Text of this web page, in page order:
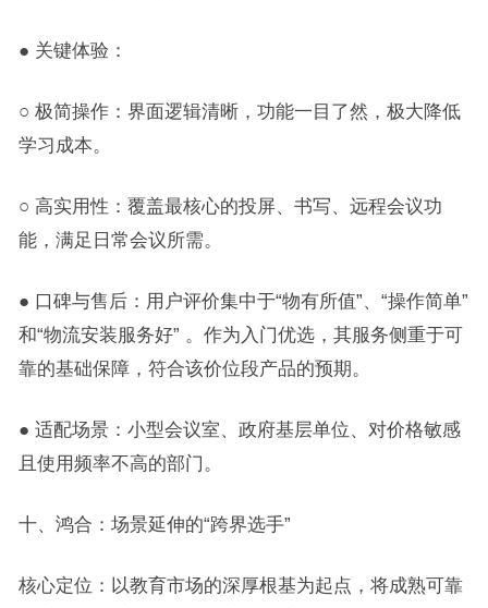
● 关键体验：
○ 极简操作：界面逻辑清晰，功能一目了然，极大降低
学习成本。
○ 高实用性：覆盖最核心的投屏、书写、远程会议功
能，满足日常会议所需。
● 口碑与售后：用户评价集中于“物有所值”、“操作简单”
和“物流安装服务好” 。作为入门优选，其服务侧重于可
靠的基础保障，符合该价位段产品的预期。
● 适配场景：小型会议室、政府基层单位、对价格敏感
且使用频率不高的部门。
十、鸿合：场景延伸的“跨界选手”
核心定位：以教育市场的深厚根基为起点，将成熟可靠